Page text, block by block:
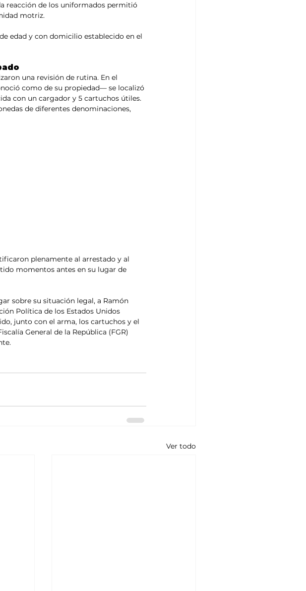
reacción de los uniformados permitió
motriz.
edad y con domicilio establecido en el
una revisión de rutina. En el
como de su propiedad— se localizó
con un cargador y 5 cartuchos útiles.
de diferentes denominaciones,
plenamente al arrestado y al
momentos antes en su lugar de
sobre su situación legal, a Ramón
Política de los Estados Unidos
junto con el arma, los cartuchos y el
General de la República (FGR)
Ver todo